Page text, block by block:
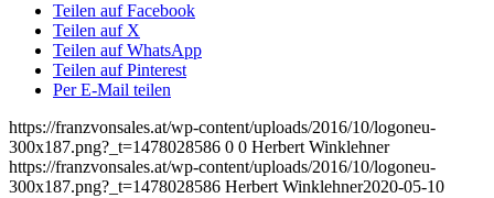
Teilen auf Facebook
Teilen auf X
Teilen auf WhatsApp
Teilen auf Pinterest
Per E-Mail teilen
https://franzvonsales.at/wp-content/uploads/2016/10/logoneu-
300x187.png?_t=1478028586 0 0 Herbert Winklehner
https://franzvonsales.at/wp-content/uploads/2016/10/logoneu-
300x187.png?_t=1478028586 Herbert Winklehner2020-05-10